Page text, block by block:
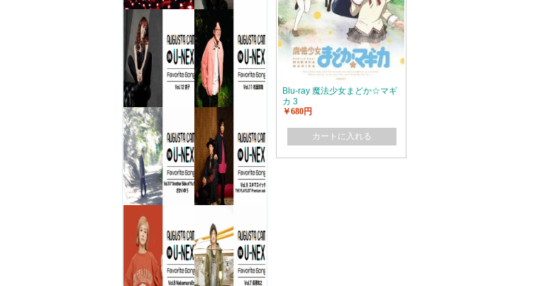
Blu-ray 魔法少女まどか☆マギ
カ 3
￥680円
カートに入れる